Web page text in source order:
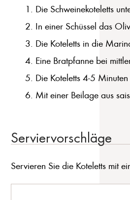
Die Schweinekoteletts
In einer Schüssel das
Die Koteletts in die
Eine Bratpfanne bei
Die Koteletts 4-5
Mit einer Beilage aus
Serviervorschläge
Servieren Sie die Koteletts mit